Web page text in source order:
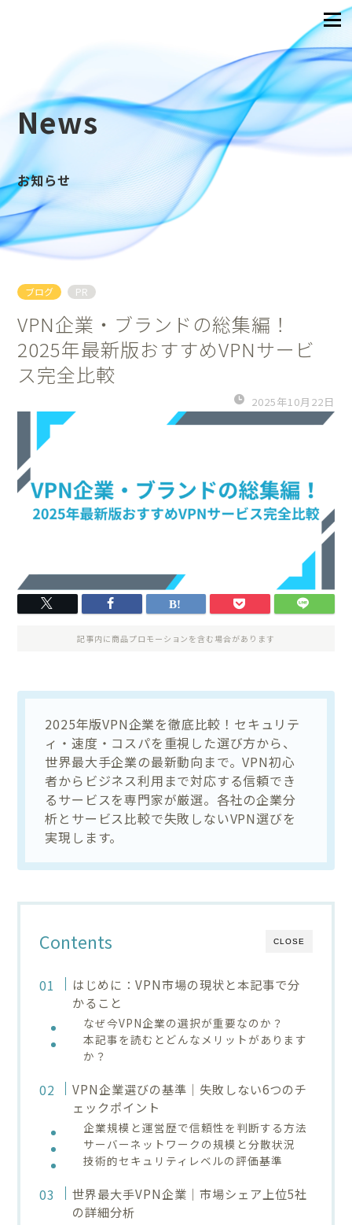
News
お知らせ
ブログ PR
VPN企業・ブランドの総集編！
2025年最新版おすすめVPNサービ
ス完全比較
2025年10月22日
記事内に商品プロモーションを含む場合があります
2025年版VPN企業を徹底比較！セキュリテ
ィ・速度・コスパを重視した選び方から、
世界最大手企業の最新動向まで。VPN初心
者からビジネス利用まで対応する信頼でき
るサービスを専門家が厳選。各社の企業分
析とサービス比較で失敗しないVPN選びを
実現します。
CLOSE
Contents
はじめに：VPN市場の現状と本記事で分
かること
なぜ今VPN企業の選択が重要なのか？
本記事を読むとどんなメリットがあります
か？
VPN企業選びの基準｜失敗しない6つのチ
ェックポイント
企業規模と運営歴で信頼性を判断する方法
サーバーネットワークの規模と分散状況
技術的セキュリティレベルの評価基準
世界最大手VPN企業｜市場シェア上位5社
の詳細分析